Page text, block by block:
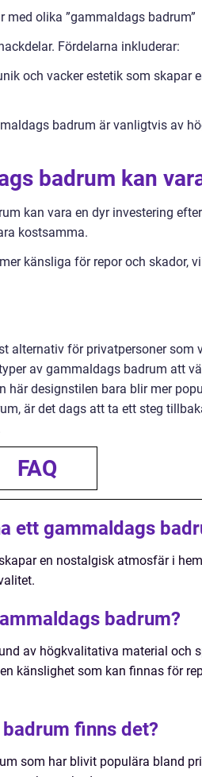
med olika ”gammaldags badrum”
Fördelarna inkluderar:
och vacker estetik som skapar
badrum är vanligtvis av
badrum kan
kan vara en dyr investering
kostsamma.
känsliga för repor och skador,
alternativ för privatpersoner som
av gammaldags badrum att
designstilen bara blir mer
är det dags att ta ett steg
FAQ
ett gammaldags
en nostalgisk atmosfär i
badrum?
av högkvalitativa material och
känslighet som kan finnas för
finns det?
som har blivit populära bland